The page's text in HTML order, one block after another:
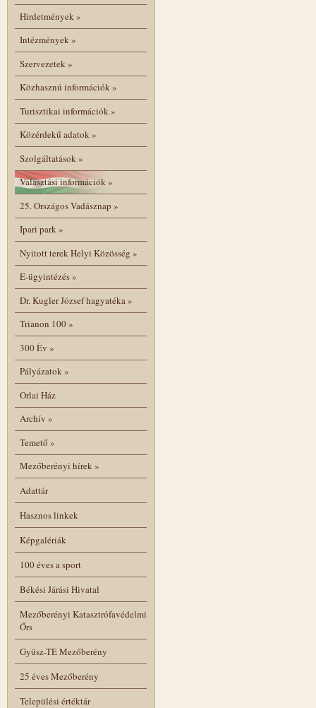
Hirdetmények»
Intézmények»
Szervezetek»
Közhasznú információk»
Turisztikai információk»
Közérdekű adatok»
Szolgáltatások»
Választási információk»
25. Országos Vadásznap »
Ipari park»
Nyitott terek Helyi Közösség »
E-ügyintézés»
Dr. Kugler József hagyatéka»
Trianon 100»
300 Év »
Pályázatok»
Orlai Ház
Archív »
Temető»
Mezőberényi hírek»
Adattár
Hasznos linkek
Képgalériák
100 éves a sport
Békési Járási Hivatal
Mezőberényi Katasztrófavédelmi
Őrs
Gyüsz-TE Mezőberény
25 éves Mezőberény
Települési értéktár